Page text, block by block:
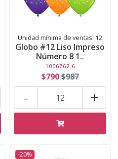
Unidad mínima de ventas: 12
Globo #12 Liso Impreso
Número 8 1..
1006762-6
$790$987
+
-
-20%